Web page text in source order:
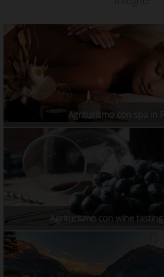
Agriturismo con spa in
Agriturismo con wine tasting